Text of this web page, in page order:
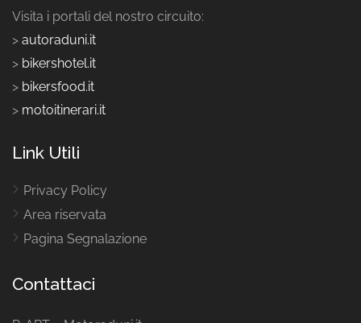
Visita i portali del nostro circuito:
> autoraduni.it
> bikershotel.it
> bikersfood.it
> motoitinerari.it
Link Utili
Privacy Policy
Area riservata
Pagina Segnalazione
Contattaci